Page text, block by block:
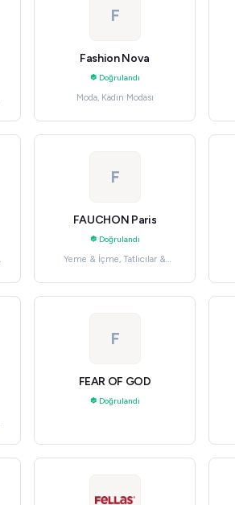
F
Fashion Nova
Doğrulandı
Moda, Kadın Modası
F
FAUCHON Paris
Doğrulandı
Yeme & İçme, Tatlıcılar &
F
FEAR OF GOD
Doğrulandı